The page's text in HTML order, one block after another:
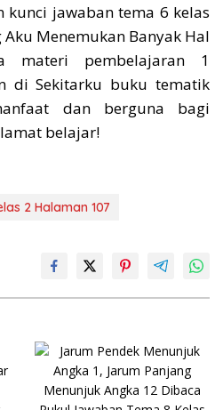
kunci jawaban tema 6 kelas
Menemukan Banyak Hal
materi pembelajaran 1
di Sekitarku buku tematik
dan berguna bagi
belajar!
2 Halaman 107